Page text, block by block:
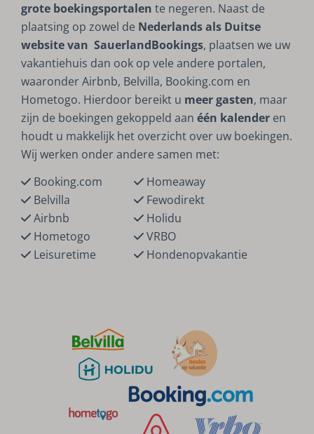
grote boekingsportalen te negeren. Naast de
plaatsing op zowel de Nederlands als Duitse
website van SauerlandBookings, plaatsen we uw
vakantiehuis dan ook op vele andere portalen,
waaronder Airbnb, Belvilla, Booking.com en
Hometogo. Hierdoor bereikt u meer gasten, maar
zijn de boekingen gekoppeld aanéén kalender en
houdt u makkelijk het overzicht over uw boekingen.
Wij werken onder andere samen met:
Booking.com
Homeaway
Belvilla
Fewodirekt
Airbnb
Holidu
Hometogo
VRBO
Leisuretime
Hondenopvakantie